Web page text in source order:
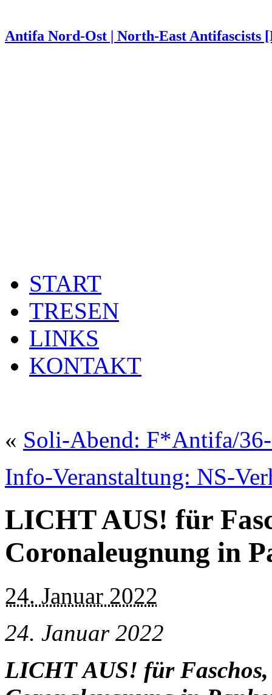
Antifa Nord-Ost | North-East Antifascists
START
TRESEN
LINKS
KONTAKT
« Soli-Abend: F*Antifa/
Info-Veranstaltung: NS-
LICHT AUS! für
Coronaleugnung in
24. Januar 2022
24. Januar 2022
LICHT AUS! für